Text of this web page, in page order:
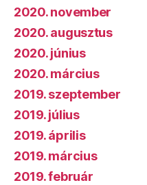
2020. november
2020. augusztus
2020. június
2020. március
2019. szeptember
2019. július
2019. április
2019. március
2019. február